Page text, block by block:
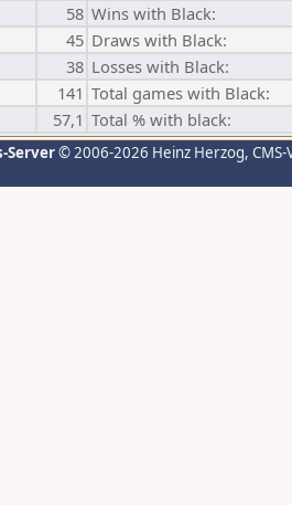
58 Wins with Black:
45 Draws with Black:
38 Losses with Black:
141 Total games with Black:
57,1 Total % with black:
Server© 2006-2026 Heinz Herzog,